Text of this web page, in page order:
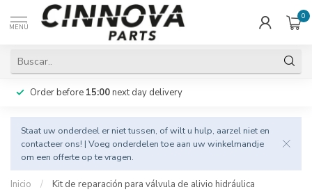
MENÚ
0
Order before 15:00next day delivery
Staat uw onderdeel er niet tussen, of wilt u hulp, aarzel niet en
contacteer ons! | Voeg onderdelen toe aan uw winkelmandje
om een offerte op te vragen.
Inicio / Kit de reparación para válvula de alivio hidráulica